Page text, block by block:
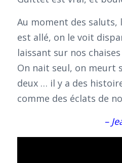
Au moment des saluts,
est allé, on le voit
laissant sur nos
On nait seul, on meurt
deux … il y a des
comme des éclats de
–